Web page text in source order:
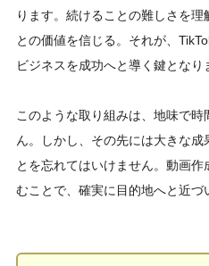
ります。続けることの難しさを
との価値を信じる。それが、
ビジネスを成功へと導く鍵となり
このような取り組みは、地味で
ん。しかし、その先には大きな成
とを忘れてはいけません。動画
むことで、確実に目的地へと近づ